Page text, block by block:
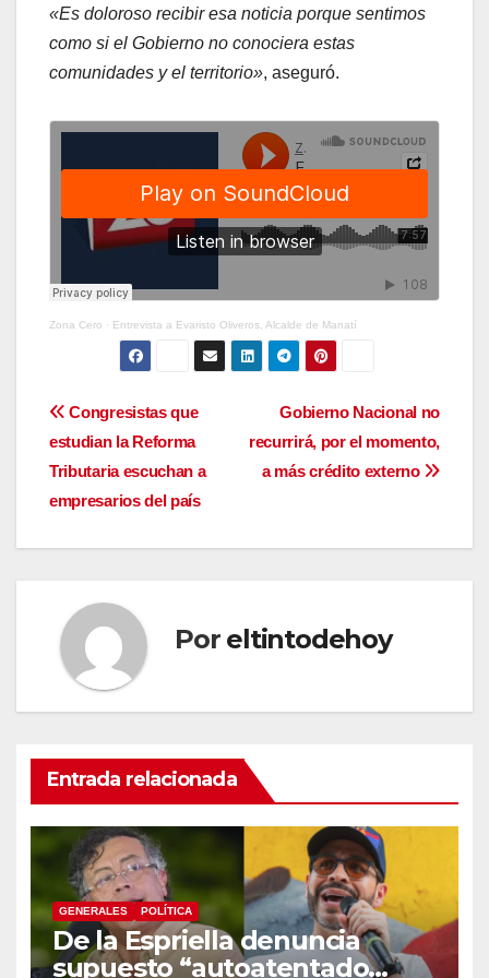
«Es doloroso recibir esa noticia porque sentimos
como si el Gobierno no conociera estas
comunidades y el territorio», aseguró.
Zona Cero · Entrevista a Evaristo Oliveros, Alcalde de Manatí
Navegación
de
entradas
Gobierno Nacional no
recurrirá, por el momento,
a más crédito externo
Congresistas que
estudian la Reforma
Tributaria escuchan a
empresarios del país
Por eltintodehoy
Entrada relacionada
GENERALES POLÍTICA
De la Espriella denuncia
supuesto “autoatentado